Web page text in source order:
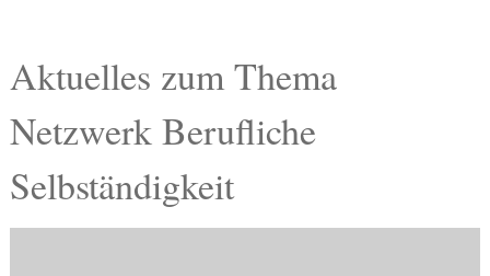
Kultur
Termine
Kostenlos
Aktuelles zum Thema
Netzwerk Berufliche
Selbständigkeit